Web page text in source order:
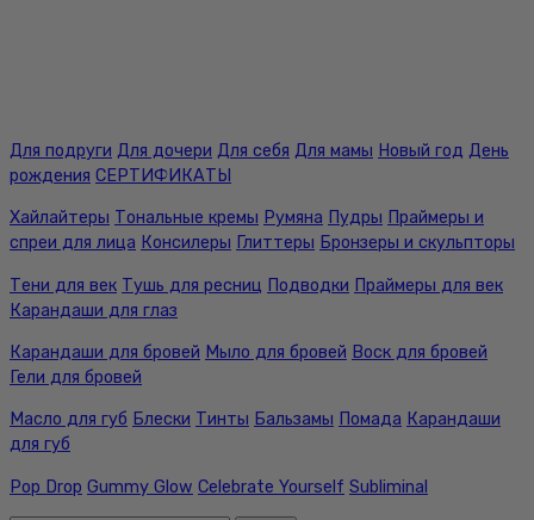
Для подруги Для дочери Для себя Для мамы Новый год День
рождения СЕРТИФИКАТЫ
Хайлайтеры Тональные кремы Румяна Пудры Праймеры и
спреи для лица Консилеры Глиттеры Бронзеры и скульпторы
Тени для век Тушь для ресниц Подводки Праймеры для век
Карандаши для глаз
Карандаши для бровей Мыло для бровей Воск для бровей
Гели для бровей
Масло для губ Блески Тинты Бальзамы Помада Карандаши
для губ
Pop Drop Gummy Glow Celebrate Yourself Subliminal